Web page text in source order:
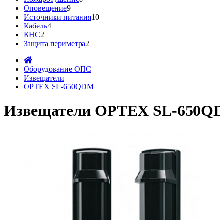
Оповещение9
Источники питания10
Кабель4
КНС2
Защита периметра2
Оборудование ОПС
Извещатели
OPTEX SL-650QDM
Извещатели OPTEX SL-